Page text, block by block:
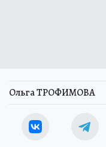
Ольга ТРОФИМОВА